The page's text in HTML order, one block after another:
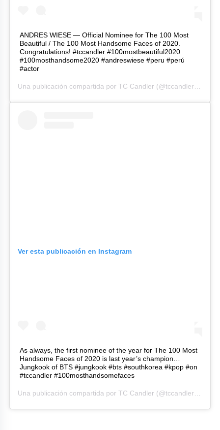
ANDRES WIESE — Official Nominee for The 100 Most
Beautiful / The 100 Most Handsome Faces of 2020.
Congratulations! #tccandler #100mostbeautiful2020
#100mosthandsome2020 #andreswiese #peru #perú
#actor
Una publicación compartida porTC Candler (@tccandler) el
Ver esta publicación en Instagram
As always, the first nominee of the year for The 100 Most
Handsome Faces of 2020 is last year’s champion…
Jungkook of BTS #jungkook #bts #southkorea #kpop #on
#tccandler #100mosthandsomefaces
Una publicación compartida porTC Candler (@tccandler) el